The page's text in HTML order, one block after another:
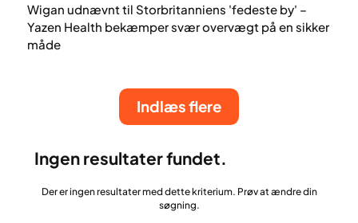
Wigan udnævnt til Storbritanniens 'fedeste by' –
Yazen Health bekæmper svær overvægt på en sikker
måde
Indlæs flere
Ingen resultater fundet.
Der er ingen resultater med dette kriterium. Prøv at ændre din
søgning.